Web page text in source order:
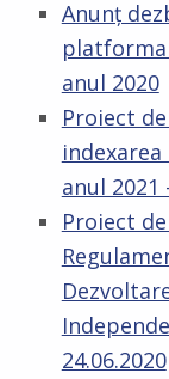
Anunț
platforma
anul 2020
Proiect
anul 2021
Proiect
24.06.2020